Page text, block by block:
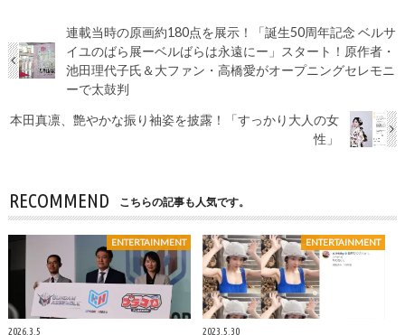
連載当時の原画約180点を展示！「誕生50周年記念 ベルサ
イユのばら展ーベルばらは永遠にー」スタート！原作者・
池田理代子氏＆大ファン・高橋愛がオープニングセレモニ
ーで太鼓判
本田真凛、艶やかな振り袖姿を披露！「すっかり大人の女
性」
RECOMMEND こちらの記事も人気です。
ENTERTAINMENT
2026.3.5
ENTERTAINMENT
2023.5.30